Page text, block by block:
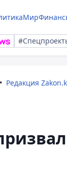
Мир
Редакция